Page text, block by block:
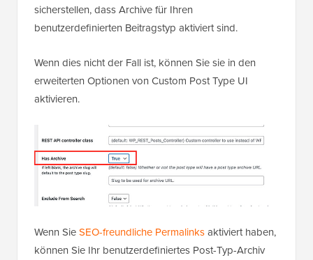
sicherstellen, dass Archive für Ihren
benutzerdefinierten Beitragstyp aktiviert sind.
Wenn dies nicht der Fall ist, können Sie sie in den
erweiterten Optionen von Custom Post Type UI
aktivieren.
Wenn SieSEO-freundliche Permalinksaktiviert haben,
können Sie Ihr benutzerdefiniertes Post-Typ-Archiv